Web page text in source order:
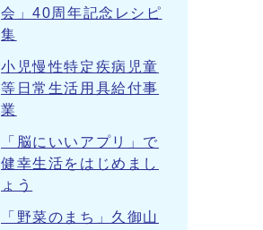
会」40周年記念レシピ
集
小児慢性特定疾病児童
等日常生活用具給付事
業
「脳にいいアプリ」で
健幸生活をはじめまし
ょう
「野菜のまち」久御山